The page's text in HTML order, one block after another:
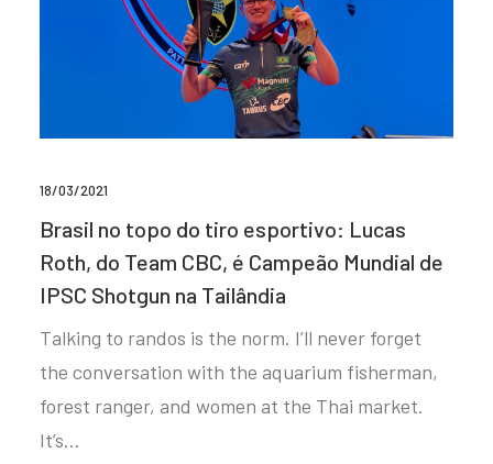
18/03/2021
Brasil no topo do tiro esportivo: Lucas
Roth, do Team CBC, é Campeão Mundial de
IPSC Shotgun na Tailândia
Talking to randos is the norm. I’ll never forget
the conversation with the aquarium fisherman,
forest ranger, and women at the Thai market.
It’s…